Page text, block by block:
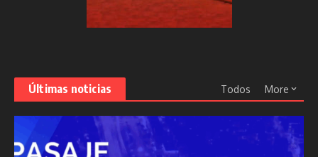
Últimas noticias Todos More